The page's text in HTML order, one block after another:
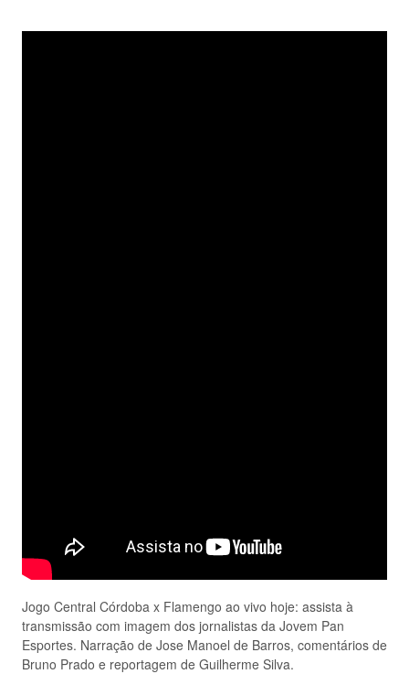
Jogo Central Córdoba x Flamengo ao vivo hoje: assista à
transmissão com imagem dos jornalistas da Jovem Pan
Esportes. Narração de Jose Manoel de Barros, comentários de
Bruno Prado e reportagem de Guilherme Silva.